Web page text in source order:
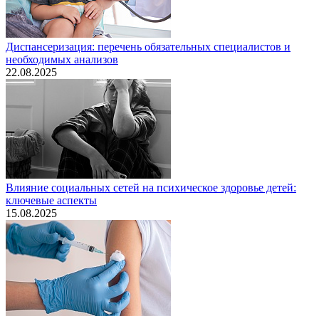
Диспансеризация: перечень обязательных специалистов и
необходимых анализов
22.08.2025
Влияние социальных сетей на психическое здоровье детей:
ключевые аспекты
15.08.2025